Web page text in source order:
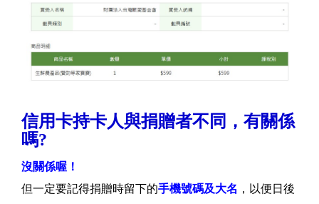
信用卡持卡人與捐贈者不同，有關係
嗎?
沒關係喔！
但一定要記得捐贈時留下的手機號碼及大名 ，以便日後